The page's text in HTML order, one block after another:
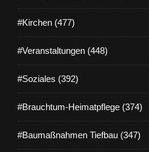
#Kirchen (477)
#Veranstaltungen (448)
#Soziales (392)
#Brauchtum-Heimatpflege (374)
#Baumaßnahmen Tiefbau (347)